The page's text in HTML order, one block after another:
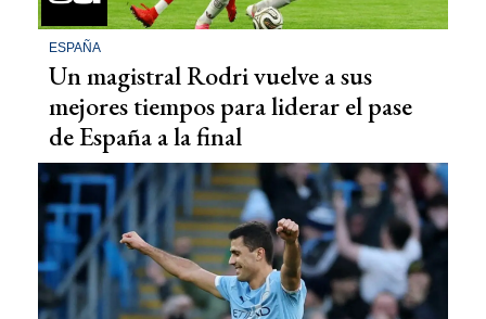
ESPAÑA
Un magistral Rodri vuelve a sus
mejores tiempos para liderar el pase
de España a la final